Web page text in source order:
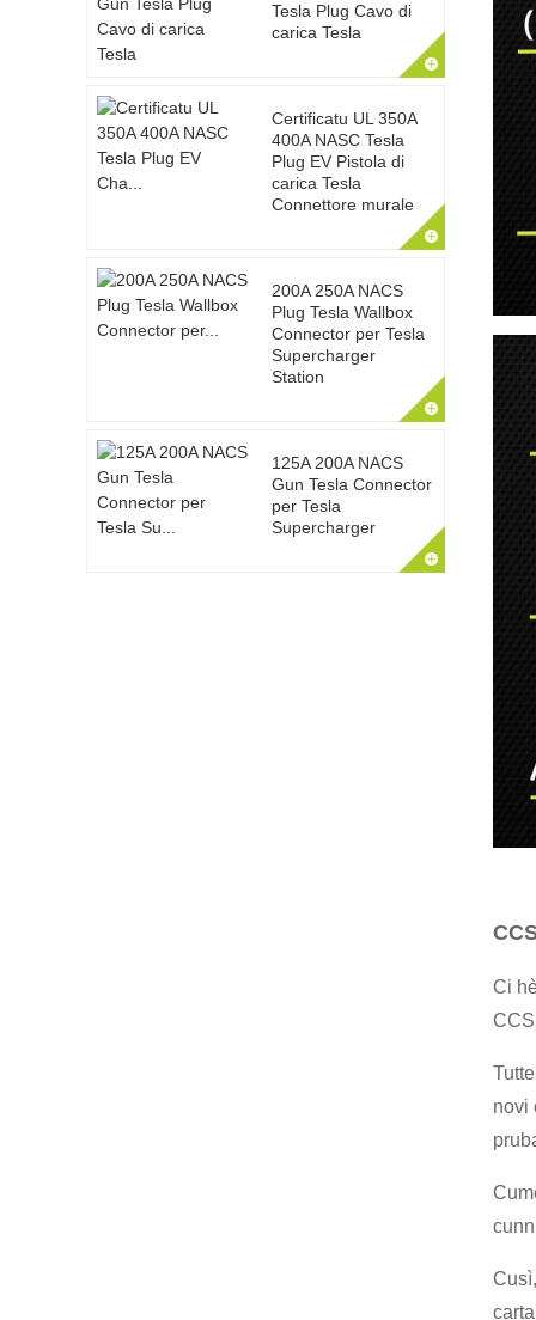
Tesla Plug Cavo di
carica Tesla
Certificatu UL 350A
400A NASC Tesla
Plug EV Pistola di
carica Tesla
Connettore murale
200A 250A NACS
Plug Tesla Wallbox
Connector per Tesla
Supercharger
Station
125A 200A NACS
Gun Tesla Connector
per Tesla
Supercharger
Ci
novi